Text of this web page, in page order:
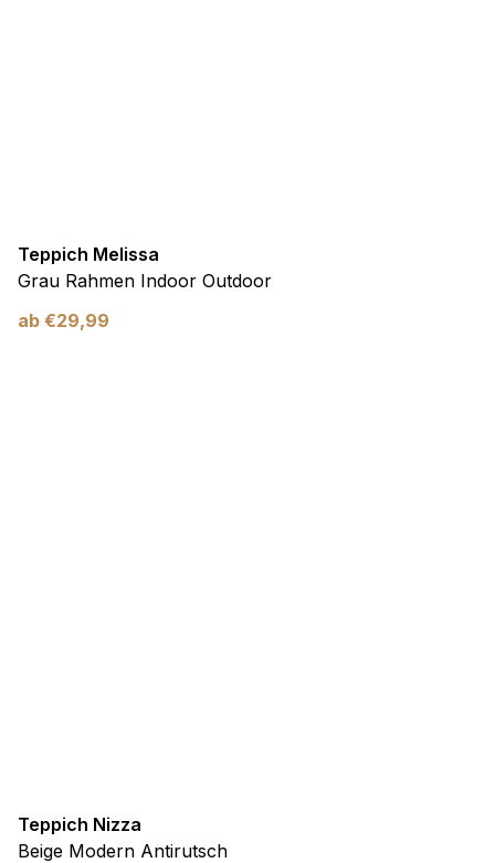
Teppich Melissa
Grau Rahmen Indoor Outdoor
ab €29,99
Teppich Nizza
Beige Modern Antirutsch